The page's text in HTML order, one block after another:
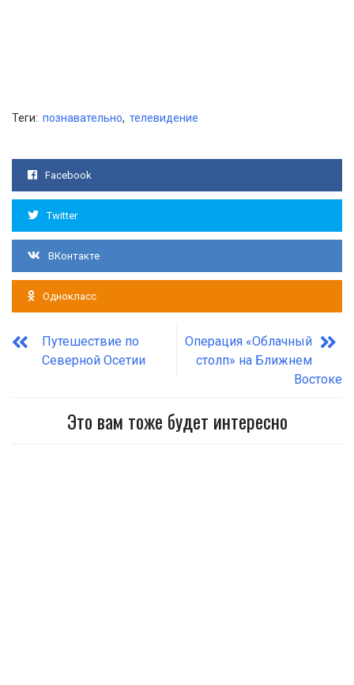
Теги: познавательно, телевидение
Facebook
Twitter
ВКонтакте
Однокласс
Путешествие по
Северной Осетии
Операция «Облачный
столп» на Ближнем
Востоке
Это вам тоже будет интересно